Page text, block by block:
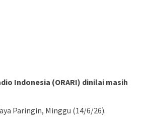
Indonesia (ORARI) dinilai masih
Paringin, Minggu (14/6/26).